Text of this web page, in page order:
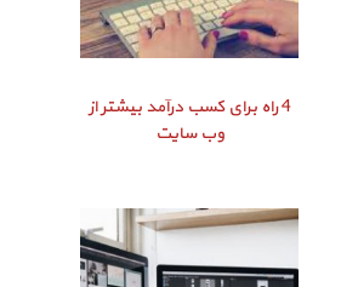
4 راه برای کسب درآمد بیشتر از
وب سایت